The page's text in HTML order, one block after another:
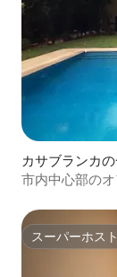
カサブランカ
市内中心部の
スーパーホス
スーパーホスト